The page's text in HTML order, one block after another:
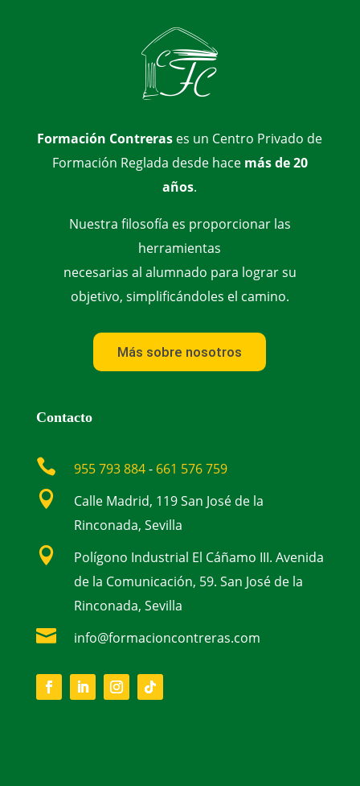
Formación Contreras es un Centro Privado de
Formación Reglada desde hace más de 20
años.
Nuestra filosofía es proporcionar las
herramientas
necesarias al alumnado para lograr su
objetivo, simplificándoles el camino.
Más sobre nosotros
Contacto
 955 793 884- 661 576 759

Calle Madrid, 119 San José de la
Rinconada, Sevilla

Polígono Industrial El Cáñamo III. Avenida
de la Comunicación, 59. San José de la
Rinconada, Sevilla
 info@formacioncontreras.com